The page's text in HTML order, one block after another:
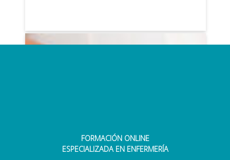
Sanitarios se forman en
FORMACIÓN ONLINE
ESPECIALIZADA EN ENFERMERÍA